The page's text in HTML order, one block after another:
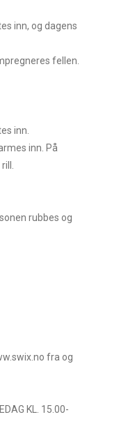
inn, og dagens
fellen.
inn.
inn. På
rubbes og
fra og
KL. 15.00-